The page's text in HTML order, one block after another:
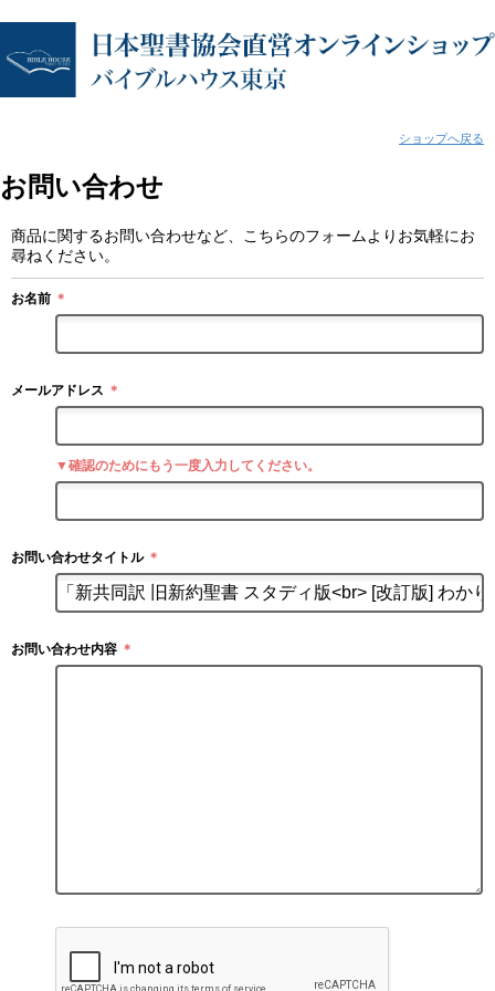
ショップへ戻る
お問い合わせ
商品に関するお問い合わせなど、こちらのフォームよりお気軽にお
尋ねください。
お名前 ＊
メールアドレス ＊
▼確認のためにもう一度入力してください。
お問い合わせタイトル ＊
お問い合わせ内容 ＊